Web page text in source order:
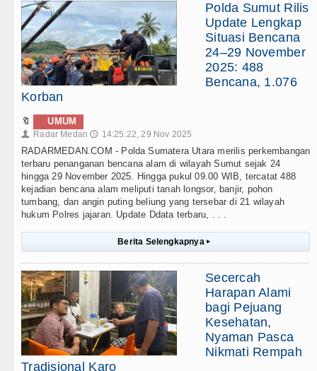
Polda Sumut Rilis
Update Lengkap
Situasi Bencana
24–29 November
2025: 488
Bencana, 1.076
Korban
🔖 UMUM
👤 Radar Medan 🕔 14:25:22, 29 Nov 2025
RADARMEDAN.COM - Polda Sumatera Utara merilis perkembangan
terbaru penanganan bencana alam di wilayah Sumut sejak 24
hingga 29 November 2025. Hingga pukul 09.00 WIB, tercatat 488
kejadian bencana alam meliputi tanah longsor, banjir, pohon
tumbang, dan angin puting beliung yang tersebar di 21 wilayah
hukum Polres jajaran. Update Ddata terbaru, . . .
Berita Selengkapnya ▸
Secercah
Harapan Alami
bagi Pejuang
Kesehatan,
Nyaman Pasca
Nikmati Rempah
Tradisional Karo